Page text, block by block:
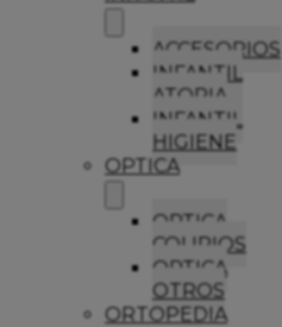
ACCESORIOS
INFANTIL
ATOPIA
INFANTIL
HIGIENE
OPTICA
OPTICA
COLIRIOS
OPTICA
OTROS
ORTOPEDIA